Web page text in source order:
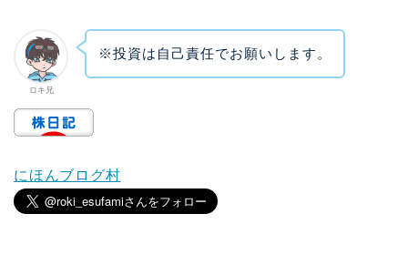
ロキ兄
※投資は自己責任でお願いします。
にほんブログ村